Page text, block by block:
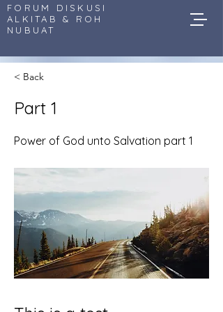
FORUM DISKUSI
ALKITAB & ROH
NUBUAT
< Back
Part 1
Power of God unto Salvation part 1